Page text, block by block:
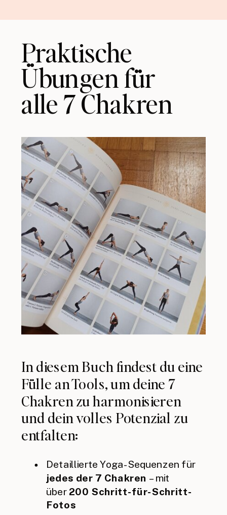
Detaillierte Yoga-Sequenzen für
jedes der 7 Chakren – mit
über 200 Schritt-für-Schritt-
Fotos
In diesem Buch findest du eine
Fülle an Tools, um deine 7
Chakren zu harmonisieren
und dein volles Potenzial zu
entfalten:
Praktische
Übungen für
alle 7 Chakren